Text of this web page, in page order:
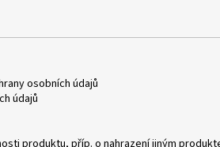
osobních údajů
údajů
produktu, příp. o nahrazení jiným